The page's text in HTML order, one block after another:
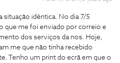
idêntica. No dia 7/5
que me foi enviado por correio e
dos serviços da nos. Hoje,
me que não tinha recebido
Tenho um print do ecrã em que o